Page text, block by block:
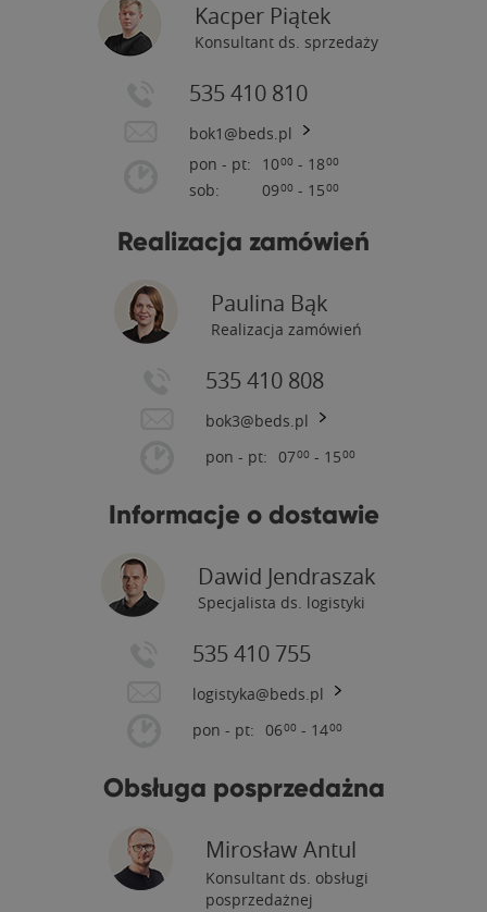
Kacper Piątek
Konsultant ds. sprzedaży
535 410 810
bok1@beds.pl
pon - pt:
sob:
1000 - 1800
0900 - 1500
Realizacja zamówień
Paulina Bąk
Realizacja zamówień
535 410 808
bok3@beds.pl
pon - pt: 0700 - 1500
Informacje o dostawie
Dawid Jendraszak
Specjalista ds. logistyki
535 410 755
logistyka@beds.pl
pon - pt: 0600 - 1400
Obsługa posprzedażna
Mirosław Antul
Konsultant ds. obsługi
posprzedażnej